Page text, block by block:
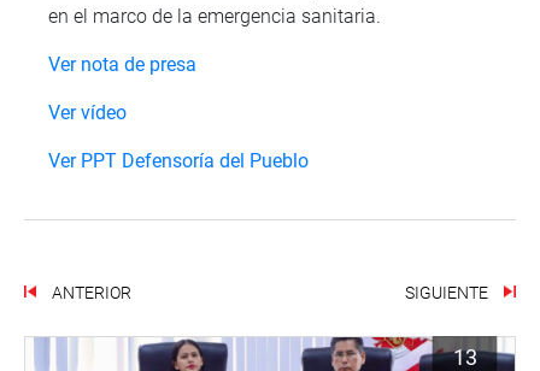
en el marco de la emergencia sanitaria.
Ver nota de presa
Ver vídeo
Ver PPT Defensoría del Pueblo
ANTERIOR SIGUIENTE
13